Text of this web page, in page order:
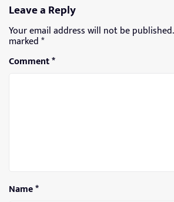
Leave a Reply
Your email address will not be published.
marked*
Comment*
Name*